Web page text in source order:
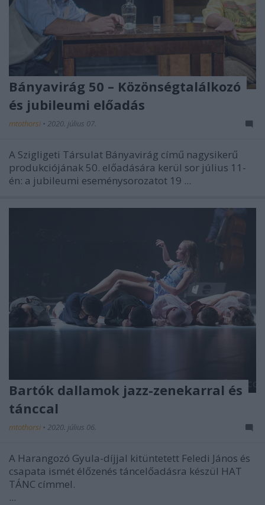
Bányavirág 50 – Közönségtalálkozó
és jubileumi előadás
mtothorsi • 2020. július 07.
A Szigligeti Társulat Bányavirág című nagysikerű
produkciójának 50. előadására kerül sor július 11-
én: a jubileumi eseménysorozatot 19 ...
Bartók dallamok jazz-zenekarral és
tánccal
mtothorsi • 2020. július 06.
A Harangozó Gyula-díjjal kitüntetett Feledi János és
csapata ismét élőzenés táncelőadásra készül HAT
TÁNC címmel.
...